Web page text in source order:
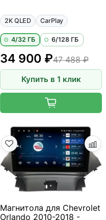
2K QLED CarPlay
4/32 ГБ 6/128 ГБ
34 900 ₽47 488 ₽
Купить в 1 клик
Магнитола для Chevrolet
Orlando 2010-2018 -